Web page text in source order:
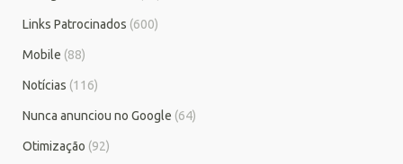
Links Patrocinados (600)
Mobile (88)
Notícias (116)
Nunca anunciou no Google (64)
Otimização (92)